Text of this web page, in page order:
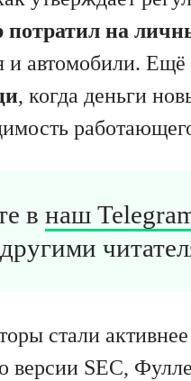
потратил на
и автомобили. Ещё
, когда деньги
в наш
стали
версии SEC,